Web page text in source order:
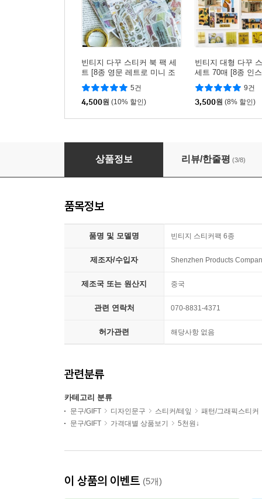
빈티지 다꾸 스티커 북 팩 세
트 [8종 영문 레트로 미니 조
각 인스 데코 인스타 감성 다
이어리스티커] 5건
4,500원 (10% 할인)
빈티지 대형 다꾸
세트 70매 [8종 인
사진 포토 풍경 레
다이어리스티커]
9건
3,500원 (8% 할인)
빈티지 다꾸 스티커 팩 세트 북 50매 [6종 인스
상품정보 리뷰/한줄평 (3/8)
품목정보
품명 및 모델명 빈티지 스티커팩 6종
제조자/수입자 Shenzhen Products
제조국 또는 원산지 중국
관련 연락처 070-8831-4371
허가관련 해당사항 없음
관련분류
카테고리 분류
문구/GIFT 디자인문구 스티커/테잎
패턴/그래픽스티커
문구/GIFT
가격대별 상품보기 5천원↓
이 상품의 이벤트 (5개)